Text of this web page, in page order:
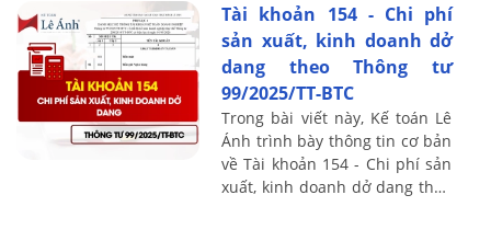
Tài khoản 154 - Chi phí
sản xuất, kinh doanh dở
dang theo Thông tư
99/2025/TT-BTC
Trong bài viết này, Kế toán Lê
Ánh trình bày thông tin cơ bản
về Tài khoản 154 - Chi phí sản
xuất, kinh doanh dở dang theo